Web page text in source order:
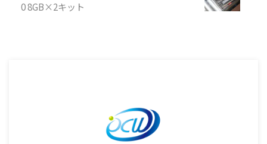
0 8GB×2キット